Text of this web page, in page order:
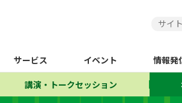
サービス イベント 情報発
講演・トークセッション